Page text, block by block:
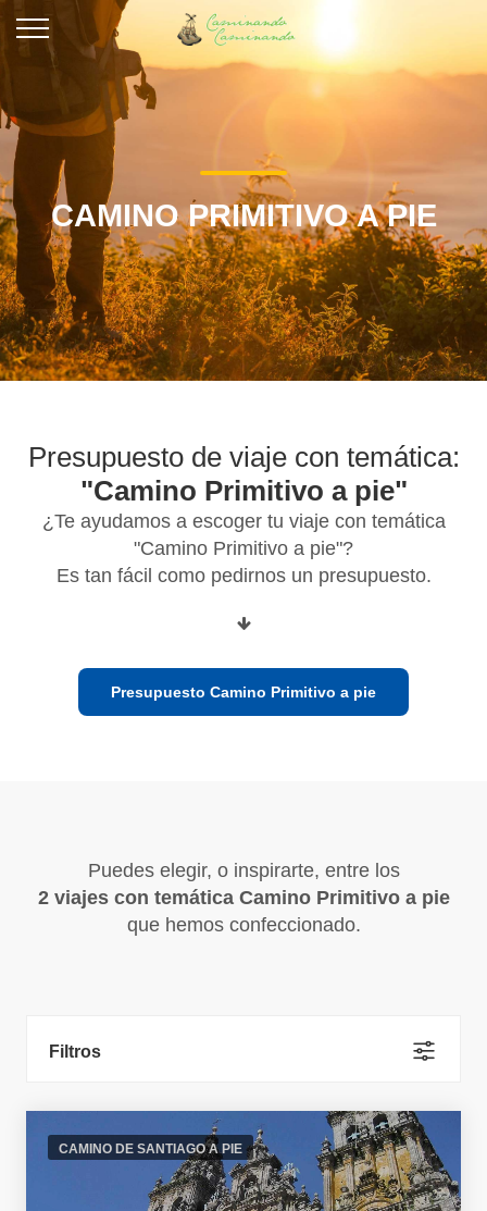
CAMINO PRIMITIVO A PIE
Presupuesto de viaje con temática:
"Camino Primitivo a pie"
¿Te ayudamos a escoger tu viaje con temática
"Camino Primitivo a pie"?
Es tan fácil como pedirnos un presupuesto.
Presupuesto Camino Primitivo a pie
Puedes elegir, o inspirarte, entre los
2 viajes con temática Camino Primitivo a pie
que hemos confeccionado.
Filtros
CAMINO DE SANTIAGO A PIE